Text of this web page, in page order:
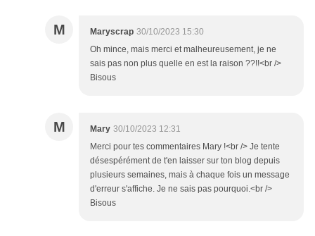
M Maryscrap 30/10/2023 15:30
Oh mince, mais merci et malheureusement, je ne
sais pas non plus quelle en est la raison ??!!<br />
Bisous
M Mary 30/10/2023 12:31
Merci pour tes commentaires Mary !<br /> Je tente
désespérément de t'en laisser sur ton blog depuis
plusieurs semaines, mais à chaque fois un message
d'erreur s'affiche. Je ne sais pas pourquoi.<br />
Bisous